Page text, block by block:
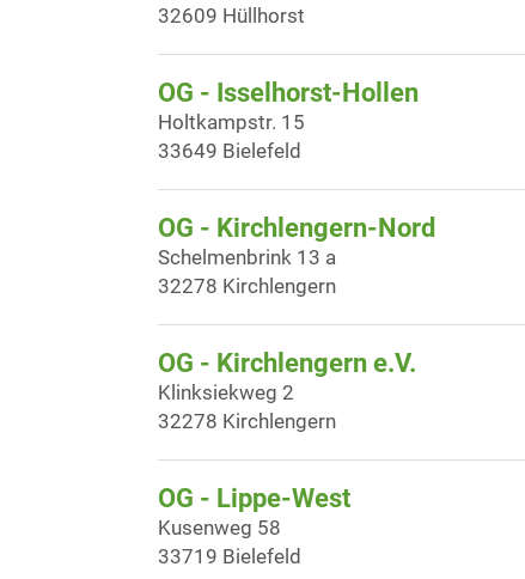
32609 Hüllhorst
OG - Isselhorst-Hollen
Holtkampstr. 15
33649 Bielefeld
OG - Kirchlengern-Nord
Schelmenbrink 13 a
32278 Kirchlengern
OG - Kirchlengern e.V.
Klinksiekweg 2
32278 Kirchlengern
OG - Lippe-West
Kusenweg 58
33719 Bielefeld